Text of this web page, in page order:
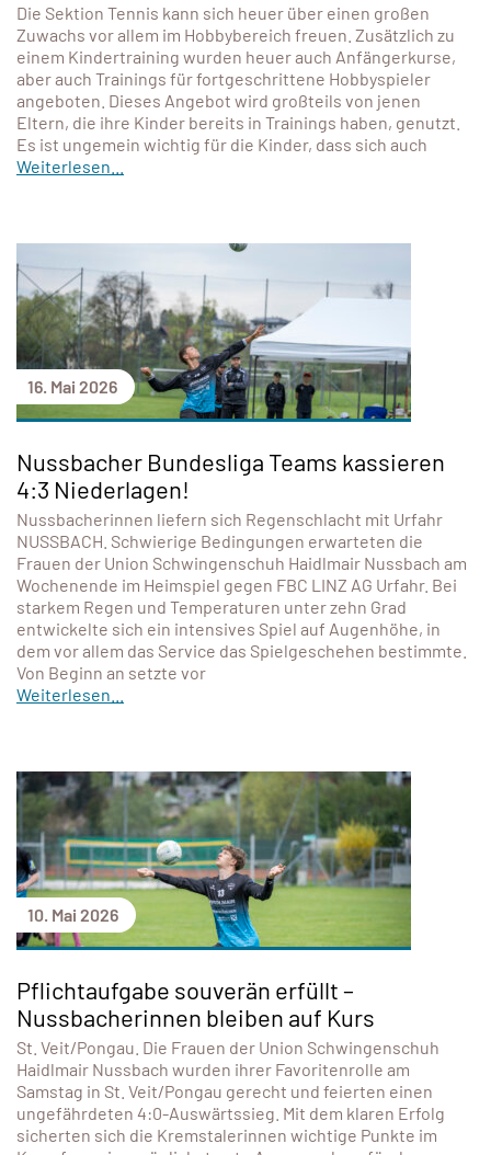
Die Sektion Tennis kann sich heuer über einen großen
Zuwachs vor allem im Hobbybereich freuen. Zusätzlich zu
einem Kindertraining wurden heuer auch Anfängerkurse,
aber auch Trainings für fortgeschrittene Hobbyspieler
angeboten. Dieses Angebot wird großteils von jenen
Eltern, die ihre Kinder bereits in Trainings haben, genutzt.
Es ist ungemein wichtig für die Kinder, dass sich auch
Weiterlesen...
16. Mai 2026
Nussbacher Bundesliga Teams kassieren
4:3 Niederlagen!
Nussbacherinnen liefern sich Regenschlacht mit Urfahr
NUSSBACH. Schwierige Bedingungen erwarteten die
Frauen der Union Schwingenschuh Haidlmair Nussbach am
Wochenende im Heimspiel gegen FBC LINZ AG Urfahr. Bei
starkem Regen und Temperaturen unter zehn Grad
entwickelte sich ein intensives Spiel auf Augenhöhe, in
dem vor allem das Service das Spielgeschehen bestimmte.
Von Beginn an setzte vor
Weiterlesen...
10. Mai 2026
Pflichtaufgabe souverän erfüllt –
Nussbacherinnen bleiben auf Kurs
St. Veit/Pongau. Die Frauen der Union Schwingenschuh
Haidlmair Nussbach wurden ihrer Favoritenrolle am
Samstag in St. Veit/Pongau gerecht und feierten einen
ungefährdeten 4:0-Auswärtssieg. Mit dem klaren Erfolg
sicherten sich die Kremstalerinnen wichtige Punkte im